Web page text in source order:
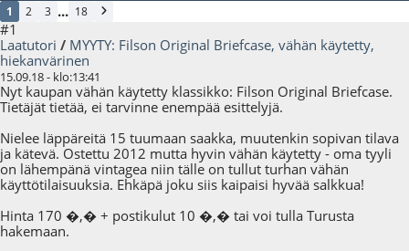
1
2 3 ... 18
#1
Laatutori / MYYTY: Filson Original Briefcase, vähän käytetty,
hiekanvärinen
15.09.18 - klo:13:41
Nyt kaupan vähän käytetty klassikko: Filson Original Briefcase.
Tietäjät tietää, ei tarvinne enempää esittelyjä.
Nielee läppäreitä 15 tuumaan saakka, muutenkin sopivan tilava
ja kätevä. Ostettu 2012 mutta hyvin vähän käytetty - oma tyyli
on lähempänä vintagea niin tälle on tullut turhan vähän
käyttötilaisuuksia. Ehkäpä joku siis kaipaisi hyvää salkkua!
Hinta 170 �,� + postikulut 10 �,� tai voi tulla Turusta
hakemaan.